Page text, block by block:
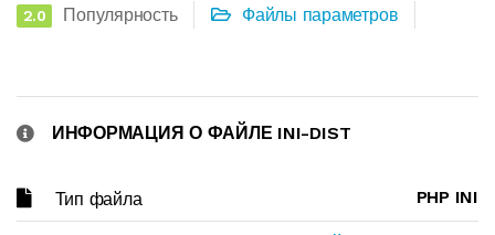
2.0 Популярность Файлы параметров
ИНФОРМАЦИЯ О ФАЙЛЕ INI-DIST
Тип файла PHP INI